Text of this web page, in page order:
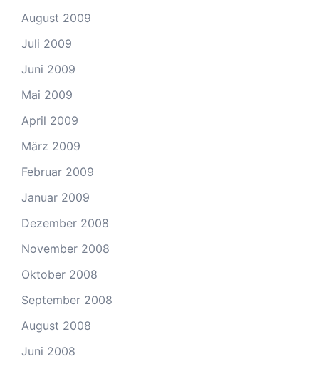
August 2009
Juli 2009
Juni 2009
Mai 2009
April 2009
März 2009
Februar 2009
Januar 2009
Dezember 2008
November 2008
Oktober 2008
September 2008
August 2008
Juni 2008